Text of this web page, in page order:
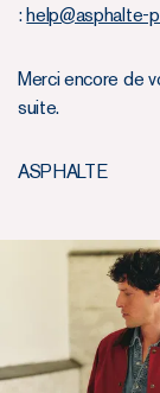
: help@asphalte-
Merci encore de
suite.
ASPHALTE